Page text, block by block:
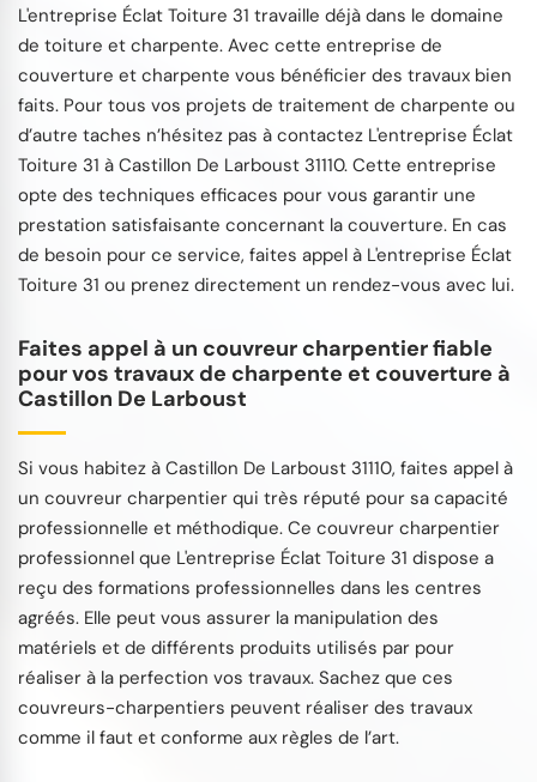
L'entreprise Éclat Toiture 31 travaille déjà dans le domaine
de toiture et charpente. Avec cette entreprise de
couverture et charpente vous bénéficier des travaux bien
faits. Pour tous vos projets de traitement de charpente ou
d’autre taches n’hésitez pas à contactez L'entreprise Éclat
Toiture 31 à Castillon De Larboust 31110. Cette entreprise
opte des techniques efficaces pour vous garantir une
prestation satisfaisante concernant la couverture. En cas
de besoin pour ce service, faites appel à L'entreprise Éclat
Toiture 31 ou prenez directement un rendez-vous avec lui.
Faites appel à un couvreur charpentier fiable
pour vos travaux de charpente et couverture à
Castillon De Larboust
Si vous habitez à Castillon De Larboust 31110, faites appel à
un couvreur charpentier qui très réputé pour sa capacité
professionnelle et méthodique. Ce couvreur charpentier
professionnel que L'entreprise Éclat Toiture 31 dispose a
reçu des formations professionnelles dans les centres
agréés. Elle peut vous assurer la manipulation des
matériels et de différents produits utilisés par pour
réaliser à la perfection vos travaux. Sachez que ces
couvreurs-charpentiers peuvent réaliser des travaux
comme il faut et conforme aux règles de l’art.